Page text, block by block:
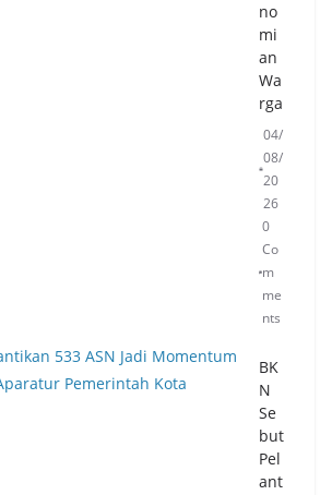
no
mi
an
Wa
rga
04/
08/
20
26
0
Co
m
me
nts
BK
N
Se
but
Pel
ant